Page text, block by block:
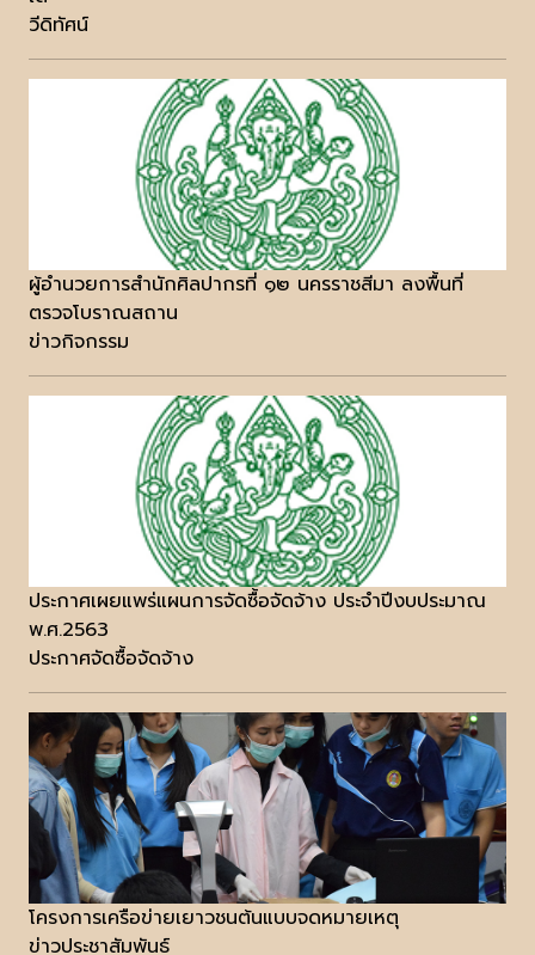
วีดิทัศน์
ผู้อำนวยการสำนักศิลปากรที่ ๑๒ นครราชสีมา ลงพื้นที่
ตรวจโบราณสถาน
ข่าวกิจกรรม
ประกาศเผยแพร่แผนการจัดซื้อจัดจ้าง ประจำปีงบประมาณ
พ.ศ.2563
ประกาศจัดซื้อจัดจ้าง
โครงการเครือข่ายเยาวชนต้นแบบจดหมายเหตุ
ข่าวประชาสัมพันธ์